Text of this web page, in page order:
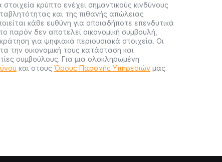
κρύπτο ενέχει σημαντικούς κινδύνους
και της πιθανής απώλειας
κάθε ευθύνη για οποιαδήποτε επενδυτικά
δεν αποτελεί οικονομική συμβουλή,
για ψηφιακά περιουσιακά στοιχεία. Οι
την οικονομική τους κατάσταση και
συμβούλους. Για μια ολοκληρωμένη
και στους Όρους Παροχής Υπηρεσιών μας.